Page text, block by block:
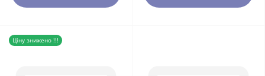
Ціну знижено !!!